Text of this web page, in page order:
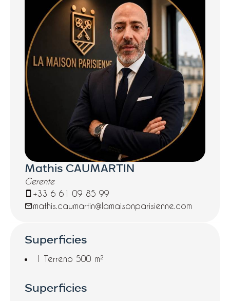
Mathis CAUMARTIN
Gerente
+33 6 61 09 85 99
mathis.caumartin@lamaisonparisienne.com
Superficies
1 Terreno 500 m²
Superficies